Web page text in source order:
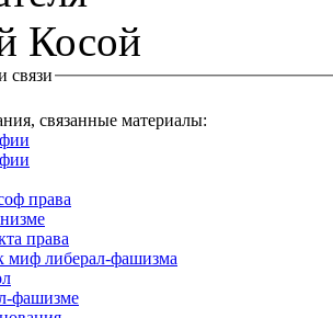
связи
связанные материалы:
права
права
миф либерал-фашизма
фашизме